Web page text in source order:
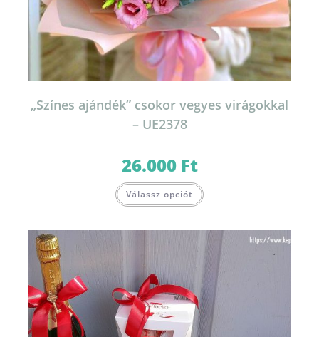
„Színes ajándék” csokor vegyes virágokkal
– UE2378
26.000 Ft
Válassz opciót